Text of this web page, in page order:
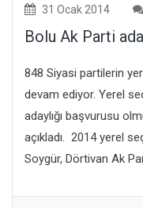
31 Ocak 2014
Bolu Ak Parti
848 Siyasi partilerin
devam ediyor. Yerel
adaylığı başvurusu
açıkladı. 2014 yerel
Soygür, Dörtivan Ak